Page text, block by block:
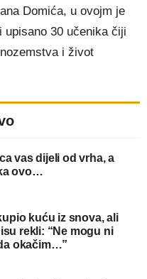
Domića, u ovojm je
upisano 30 učenika čiji
i život
vas dijeli od vrha, a
ovo…
kuću iz snova, ali
rekli: “Ne mogu ni
okačim…”